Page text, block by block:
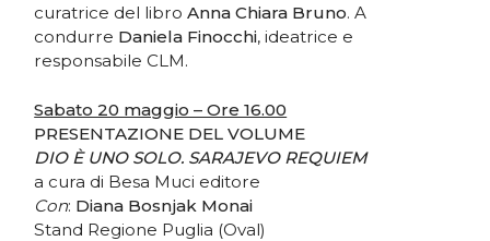
curatrice del libroAnna Chiara Bruno. A
condurre Daniela Finocchi, ideatrice e
responsabile CLM.
Sabato 20 maggio – Ore 16.00
PRESENTAZIONE DEL VOLUME
DIO È UNO SOLO. SARAJEVO REQUIEM
a cura di Besa Muci editore
Con: Diana Bosnjak Monai
Stand Regione Puglia (Oval)